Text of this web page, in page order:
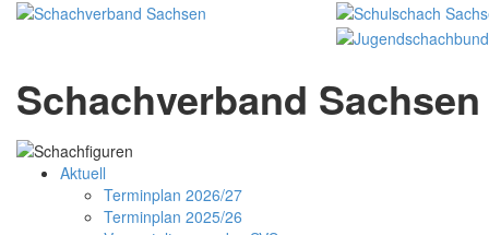
Schachverband Sachsen
Aktuell
Terminplan 2026/27
Terminplan 2025/26